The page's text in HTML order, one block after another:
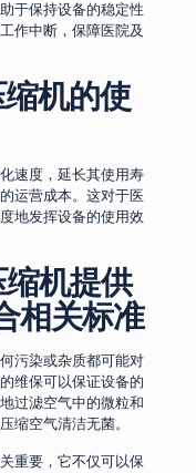
于保持设备的稳定性
作中断，保障医院及
机的使
速度，延长其使用寿
运营成本。这对于医
地发挥设备的使用效
机提供
相关标准
污染或杂质都可能对
维保可以保证设备的
过滤空气中的微粒和
缩空气清洁无菌。
重要，它不仅可以保